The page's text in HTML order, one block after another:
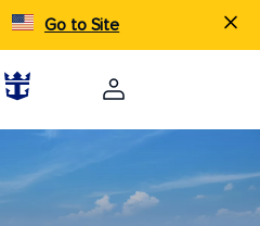
Go to Site